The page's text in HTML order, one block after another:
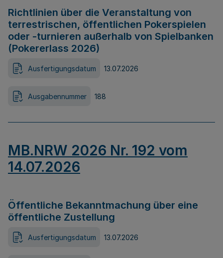
Richtlinien über die Veranstaltung von
terrestrischen, öffentlichen Pokerspielen
oder -turnieren außerhalb von Spielbanken
(Pokererlass 2026)
Ausfertigungsdatum 13.07.2026
Ausgabennummer 188
MB.NRW 2026 Nr. 192 vom
14.07.2026
Öffentliche Bekanntmachung über eine
öffentliche Zustellung
Ausfertigungsdatum 13.07.2026